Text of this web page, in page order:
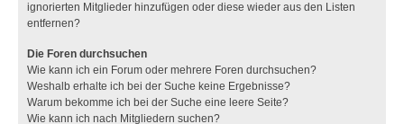
ignorierten Mitglieder hinzufügen oder diese wieder aus den Listen
entfernen?
Die Foren durchsuchen
Wie kann ich ein Forum oder mehrere Foren durchsuchen?
Weshalb erhalte ich bei der Suche keine Ergebnisse?
Warum bekomme ich bei der Suche eine leere Seite?
Wie kann ich nach Mitgliedern suchen?